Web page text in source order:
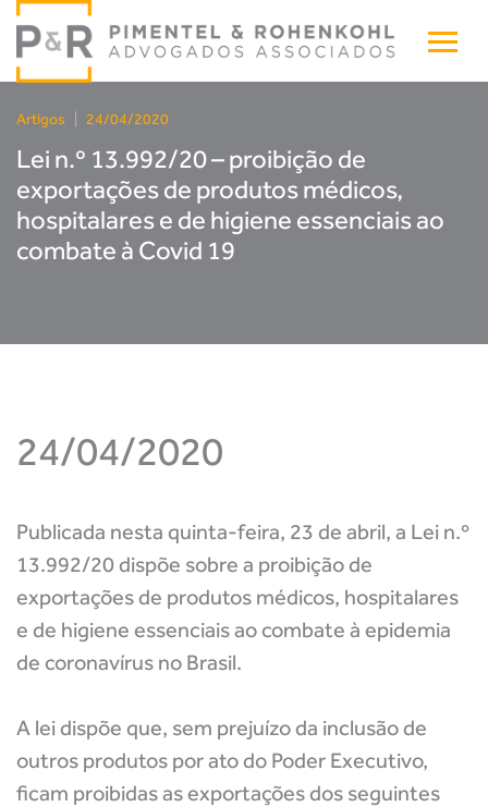
Artigos 24/04/2020
Lei n.º 13.992/20 – proibição de
exportações de produtos médicos,
hospitalares e de higiene essenciais ao
combate à Covid 19
24/04/2020
Publicada nesta quinta-feira, 23 de abril, a Lei n.º
13.992/20 dispõe sobre a proibição de
exportações de produtos médicos, hospitalares
e de higiene essenciais ao combate à epidemia
de coronavírus no Brasil.
A lei dispõe que, sem prejuízo da inclusão de
outros produtos por ato do Poder Executivo,
ficam proibidas as exportações dos seguintes